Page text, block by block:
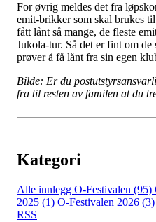
For øvrig meldes det fra
emit-brikker som skal brukes
fått lånt så mange, de fleste
Jukola-tur. Så det er fint om
prøver å få lånt fra sin egen
Bilde: Er du
fra til resten av familen at du
Kategori
Alle innlegg O-Festivalen (95)
2025 (1) O-Festivalen 2026 (3)
RSS